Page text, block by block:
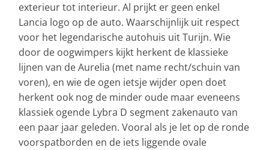
exterieur tot interieur. Al prijkt er geen enkel
Lancia logo op de auto. Waarschijnlijk uit respect
voor het legendarische autohuis uit Turijn. Wie
door de oogwimpers kijkt herkent de klassieke
lijnen van de Aurelia (met name recht/schuin van
voren), en wie de ogen ietsje wijder open doet
herkent ook nog de minder oude maar eveneens
klassiek ogende Lybra D segment zakenauto van
een paar jaar geleden. Vooral als je let op de ronde
voorspatborden en de iets liggende ovale